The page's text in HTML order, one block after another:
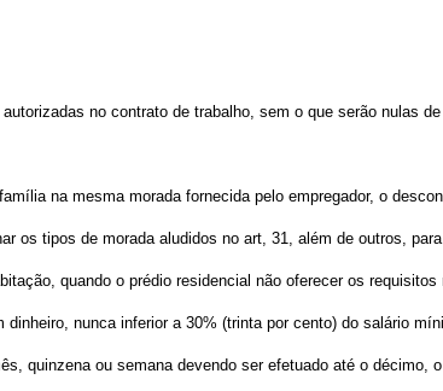
no contrato de trabalho, sem o que serão nulas
na mesma morada fornecida pelo empregador, o
os tipos de morada aludidos no art, 31, além de outros,
quando o prédio residencial não oferecer os
nunca inferior a 30% (trinta por cento) do salário
quinzena ou semana devendo ser efetuado até o